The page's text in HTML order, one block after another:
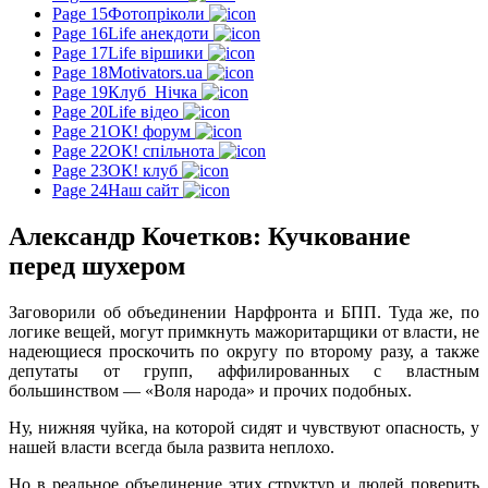
Page 15Фотопріколи
Page 16Life анекдоти
Page 17Life віршики
Page 18Motivators.ua
Page 19Клуб_Нічка
Page 20Life відео
Page 21ОК! форум
Page 22ОК! спільнота
Page 23ОК! клуб
Page 24Наш сайт
Александр Кочетков: Кучкование
перед шухером
Заговорили об объединении Нарфронта и БПП. Туда же, по
логике вещей, могут примкнуть мажоритарщики от власти, не
надеющиеся проскочить по округу по второму разу, а также
депутаты от групп, аффилированных с властным
большинством — «Воля народа» и прочих подобных.
Ну, нижняя чуйка, на которой сидят и чувствуют опасность, у
нашей власти всегда была развита неплохо.
Но в реальное объединение этих структур и людей поверить